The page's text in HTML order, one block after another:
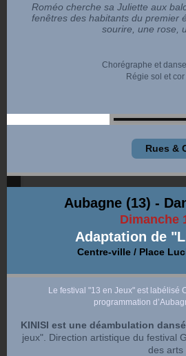
Roméo cherche sa Juliette aux
fenêtres des habitants du premier
sourire, une rose,
Chorégraphe et
Régie sol et
Rues &
Aubagne (13) -
Dimanche
Adaptation de
Centre-ville / Place
Le festival "13 en Jeux" est labélisé
programmation
KINISI est une déambulation
jeux". Direction artistique du festival
des arts